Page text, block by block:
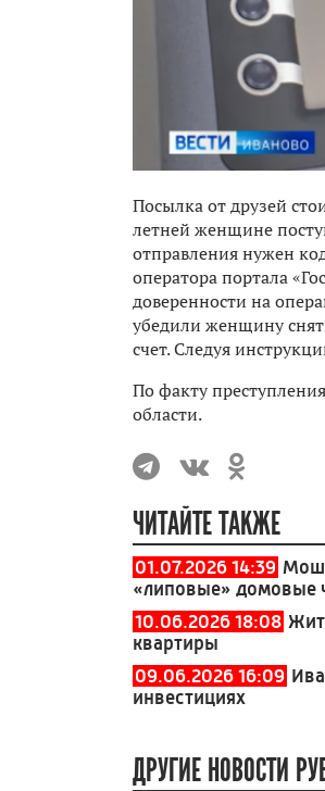
Посылка от друзей
летней женщине
отправления нужен
оператора портала
доверенности на
убедили женщину
счет. Следуя
По факту
области.
ЧИТАЙТЕ ТАКЖЕ
01.07.2026 14:39
«липовые» домовые
10.06.2026 18:08
квартиры
09.06.2026 16:09
инвестициях
ДРУГИЕ НОВОСТИ